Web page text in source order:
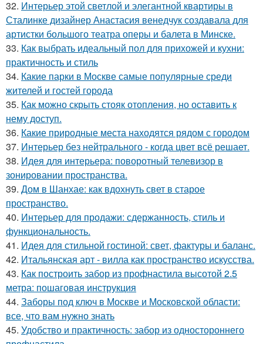
32. Интерьер этой светлой и элегантной квартиры в
Сталинке дизайнер Анастасия венедчук создавала для
артистки большого театра оперы и балета в Минске.
33. Как выбрать идеальный пол для прихожей и кухни:
практичность и стиль
34. Какие парки в Москве самые популярные среди
жителей и гостей города
35. Как можно скрыть стояк отопления, но оставить к
нему доступ.
36. Какие природные места находятся рядом с городом
37. Интерьер без нейтрального - когда цвет всё решает.
38. Идея для интерьера: поворотный телевизор в
зонировании пространства.
39. Дом в Шанхае: как вдохнуть свет в старое
пространство.
40. Интерьер для продажи: сдержанность, стиль и
функциональность.
41. Идея для стильной гостиной: свет, фактуры и баланс.
42. Итальянская арт - вилла как пространство искусства.
43. Как построить забор из профнастила высотой 2.5
метра: пошаговая инструкция
44. Заборы под ключ в Москве и Московской области:
все, что вам нужно знать
45. Удобство и практичность: забор из одностороннего